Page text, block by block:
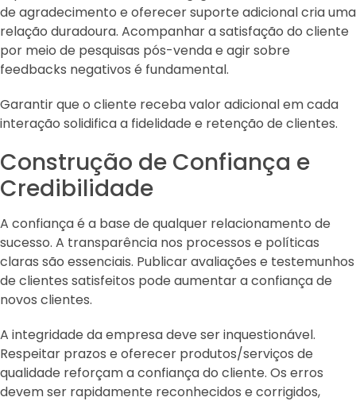
de agradecimento e oferecer suporte adicional cria uma
relação duradoura. Acompanhar a satisfação do cliente
por meio de pesquisas pós-venda e agir sobre
feedbacks negativos é fundamental.
Garantir que o cliente receba valor adicional em cada
interação solidifica a fidelidade e retenção de clientes.
Construção de Confiança e
Credibilidade
A confiança é a base de qualquer relacionamento de
sucesso. A transparência nos processos e políticas
claras são essenciais. Publicar avaliações e testemunhos
de clientes satisfeitos pode aumentar a confiança de
novos clientes.
A integridade da empresa deve ser inquestionável.
Respeitar prazos e oferecer produtos/serviços de
qualidade reforçam a confiança do cliente. Os erros
devem ser rapidamente reconhecidos e corrigidos,